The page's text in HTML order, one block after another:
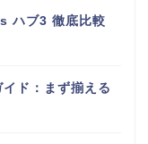
ハブ3 徹底比較
ド：まず揃える